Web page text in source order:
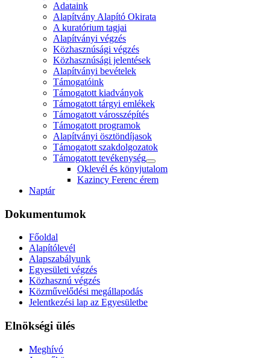
Adataink
Alapítvány Alapító Okirata
A kuratórium tagjai
Alapítványi végzés
Közhasznúsági végzés
Közhasznúsági jelentések
Alapítványi bevételek
Támogatóink
Támogatott kiadványok
Támogatott tárgyi emlékek
Támogatott városszépítés
Támogatott programok
Alapítványi ösztöndíjasok
Támogatott szakdolgozatok
Támogatott tevékenység
Oklevél és könyjutalom
Kazincy Ferenc érem
Naptár
Dokumentumok
Főoldal
Alapítólevél
Alapszabályunk
Egyesületi végzés
Közhasznú végzés
Közművelődési megállapodás
Jelentkezési lap az Egyesületbe
Elnökségi ülés
Meghívó